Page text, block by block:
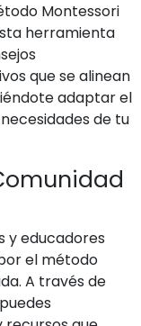
Montessori
herramienta
que se alinean
adaptar el
de tu
y educadores
el método
A través de